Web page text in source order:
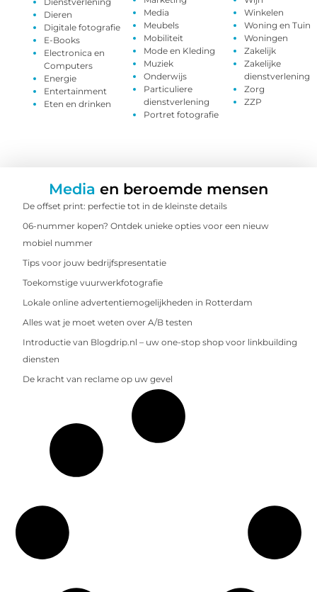
Dieren
Digitale fotografie
E-Books
Electronica en
Computers
Energie
Entertainment
Eten en drinken
Media
Meubels
Mobiliteit
Mode en Kleding
Muziek
Onderwijs
Particuliere
dienstverlening
Portret fotografie
Winkelen
Woning en Tuin
Woningen
Zakelijk
Zakelijke
dienstverlening
Zorg
ZZP
Media en beroemde mensen
De offset print: perfectie tot in de kleinste details
06-nummer kopen? Ontdek unieke opties voor een nieuw
mobiel nummer
Tips voor jouw bedrijfspresentatie
Toekomstige vuurwerkfotografie
Lokale online advertentiemogelijkheden in Rotterdam
Alles wat je moet weten over A/B testen
Introductie van Blogdrip.nl – uw one-stop shop voor linkbuilding
diensten
De kracht van reclame op uw gevel